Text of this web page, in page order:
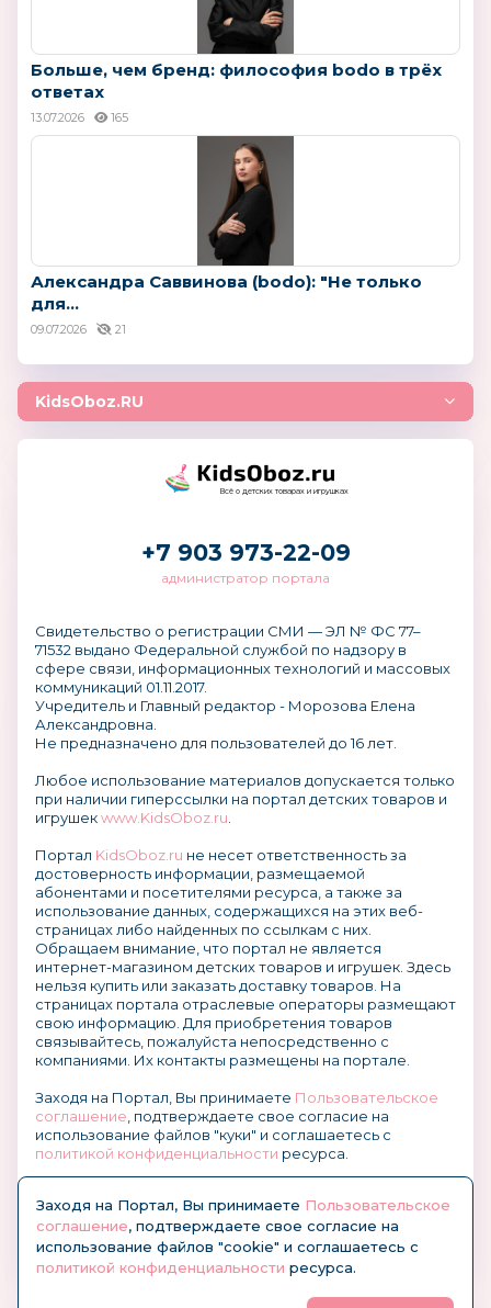
Больше, чем бренд: философия bodo в трёх
ответах
13.07.2026 165
Александра Саввинова (bodo): "Не только
для...
09.07.2026 21
KidsOboz.RU
Всё о детских товарах и игрушках
+7 903 973-22-09
администратор портала
Свидетельство о регистрации СМИ — ЭЛ № ФС 77–
71532 выдано Федеральной службой по надзору в
сфере связи, информационных технологий и массовых
коммуникаций 01.11.2017.
Учредитель и Главный редактор - Морозова Елена
Александровна.
Не предназначено для пользователей до 16 лет.
Любое использование материалов допускается только
при наличии гиперссылки на портал детских товаров и
игрушекwww.KidsOboz.ru
Портал KidsOboz.ru не несет ответственность за
достоверность информации, размещаемой
абонентами и посетителями ресурса, а также за
использование данных, содержащихся на этих веб-
страницах либо найденных по ссылкам с них.
Обращаем внимание, что портал не является
интернет-магазином детских товаров и игрушек. Здесь
нельзя купить или заказать доставку товаров. На
страницах портала отраслевые операторы размещают
свою информацию. Для приобретения товаров
связывайтесь, пожалуйста непосредственно с
компаниями. Их контакты размещены на портале.
Заходя на Портал, Вы принимаете Пользовательское
соглашение , подтверждаете свое согласие на
использование файлов "куки" и соглашаетесь с
политикой конфиденциальности ресурса.
Заходя на Портал, Вы принимаете Пользовательское
соглашение, подтверждаете свое согласие на
использование файлов "cookie" и соглашаетесь с
политикой конфиденциальности ресурса.